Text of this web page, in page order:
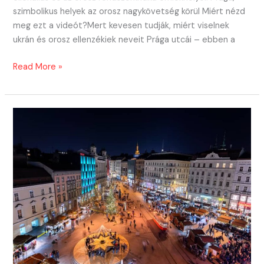
szimbolikus helyek az orosz nagykövetség körül Miért nézd
meg ezt a videót?Mert kevesen tudják, miért viselnek
ukrán és orosz ellenzékiek neveit Prága utcái – ebben a
Putyin-
utcanevek
Prágában!
Read More »